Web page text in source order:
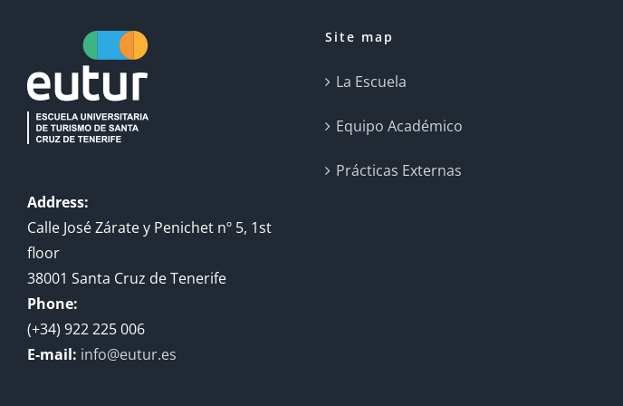
Address:
Calle José Zárate y Penichet nº 5, 1st
floor
38001 Santa Cruz de Tenerife
Phone:
(+34) 922 225 006
E-mail: info@eutur.es
Site map
La Escuela
Equipo Académico
Prácticas Externas